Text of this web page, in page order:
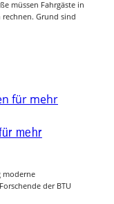
müssen Fahrgäste in
Grund sind
mehr
moderne
der BTU